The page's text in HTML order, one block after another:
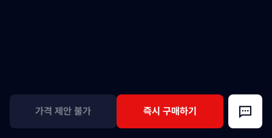
가격 제안 불가 즉시 구매하기